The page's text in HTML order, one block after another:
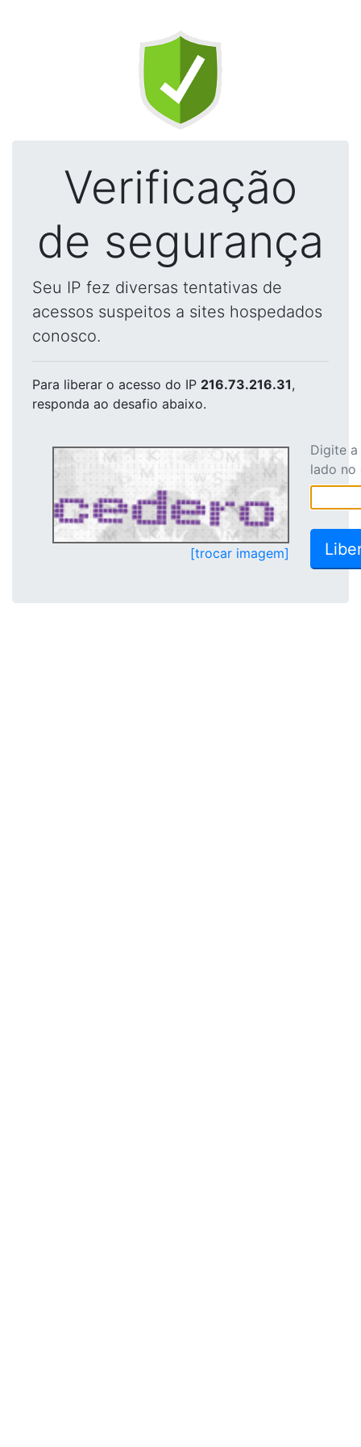
Verificação
de segurança
Seu IP fez diversas tentativas de
acessos suspeitos a sites hospedados
conosco.
Para liberar o acesso do IP 216.73.216.31,
responda ao desafio abaixo.
[trocar imagem]
Digite
lado no